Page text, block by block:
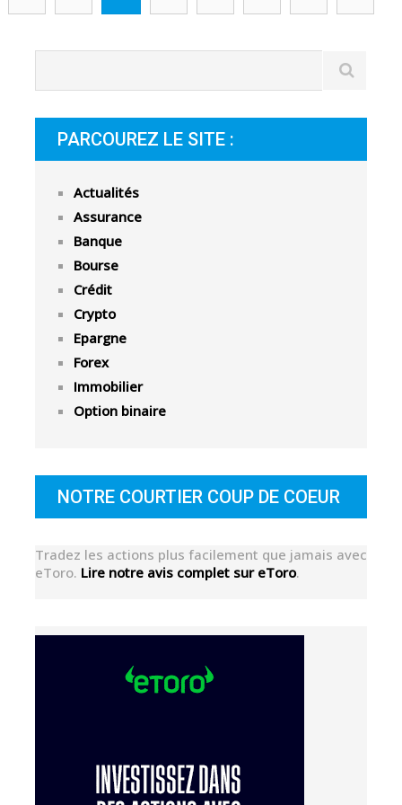
PARCOUREZ LE SITE :
Actualités
Assurance
Banque
Bourse
Crédit
Crypto
Epargne
Forex
Immobilier
Option binaire
NOTRE COURTIER COUP DE COEUR
Tradez les actions plus facilement que jamais avec
eToro. Lire notre avis complet sur eToro.